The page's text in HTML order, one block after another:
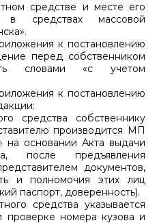
средстве и месте его
в средствах массовой
к постановлению
перед собственником
словами «с учетом
к постановлению
средства собственнику
производится МП
на основании Акта выдачи
после предъявления
документов,
и полномочия этих лиц
паспорт, доверенность).
средства указывается
номера кузова и